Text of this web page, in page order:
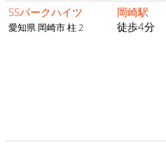
SSパークハイツ
愛知県 岡崎市 柱 2
岡崎駅
徒歩4分